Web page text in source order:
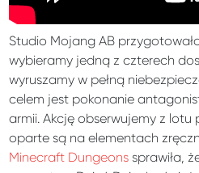
Studio Mojang AB
wybieramy jedną z czterech
wyruszamy w pełną
celem jest pokonanie
armii. Akcję obserwujemy z lotu
oparte są na elementach
Minecraft Dungeons sprawiła,